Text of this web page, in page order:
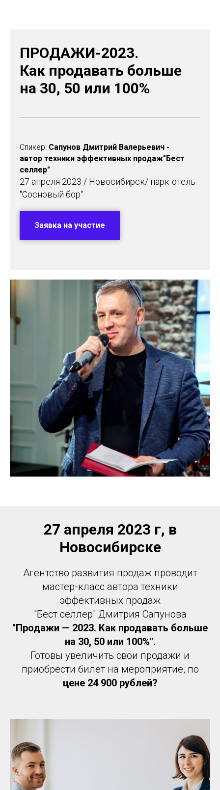
ПРОДАЖИ-2023.
Как продавать больше
на 30, 50 или 100%
Спикер: Сапунов Дмитрий Валерьевич -
автор техники эффективных продаж"Бест
селлер"
27 апреля 2023 / Новосибирск/ парк-отель
"Сосновый бор"
Заявка на участие
27 апреля 2023 г, в
Новосибирске
Агентство развития продаж проводит
мастер-класс автора техники
эффективных продаж
"Бест селлер" Дмитрия Сапунова
"Продажи — 2023. Как продавать больше
на 30, 50 или 100%".
Готовы увеличить свои продажи и
приобрести билет на мероприятие, по
цене 24 900 рублей?